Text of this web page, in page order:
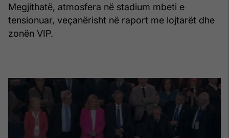
Megjithatë, atmosfera në stadium mbeti e
tensionuar, veçanërisht në raport me lojtarët dhe
zonën VIP.